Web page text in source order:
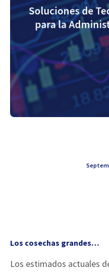
Los cosechas grandes…
Los estimados actuales